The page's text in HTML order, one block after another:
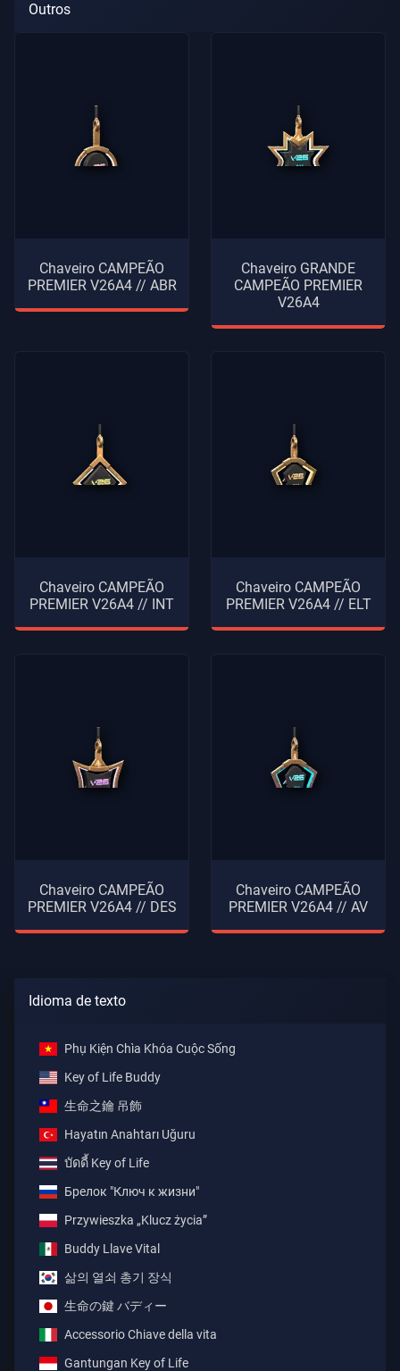
Outros
Chaveiro CAMPEÃO
PREMIER V26A4 // ABR
Chaveiro GRANDE
CAMPEÃO PREMIER
V26A4
Chaveiro CAMPEÃO
PREMIER V26A4 // INT
Chaveiro CAMPEÃO
PREMIER V26A4 // ELT
Chaveiro CAMPEÃO
PREMIER V26A4 // DES
Chaveiro CAMPEÃO
PREMIER V26A4 // AV
Idioma de texto
Phụ Kiện Chìa Khóa Cuộc Sống
Key of Life Buddy
生命之鑰 吊飾
Hayatın Anahtarı Uğuru
บัดดี้ Key of Life
Брелок "Ключ к жизни"
Przywieszka „Klucz życia”
Buddy Llave Vital
삶의 열쇠 총기 장식
生命の鍵 バディー
Accessorio Chiave della vita
Gantungan Key of Life